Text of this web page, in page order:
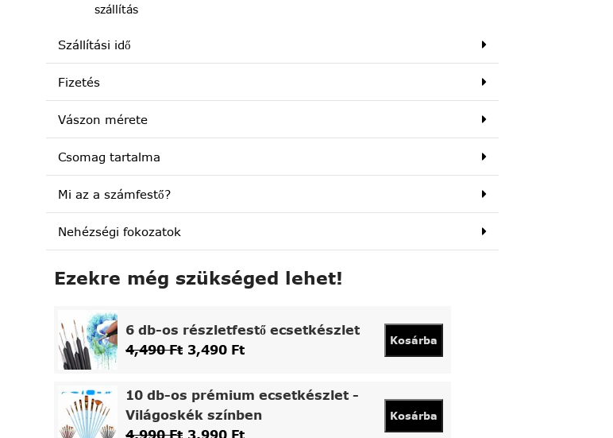
szállítás
Szállítási idő
Fizetés
Vászon mérete
Csomag tartalma
Mi az a számfestő?
Nehézségi fokozatok
Ezekre még szükséged lehet!
6 db-os részletfestő ecsetkészlet
4,490Ft 3,490 Ft
Kosárba
10 db-os prémium ecsetkészlet -
Világoskék színben
Kosárba